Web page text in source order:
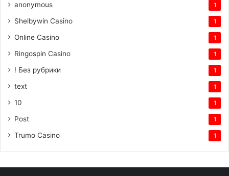
anonymous 1
Shelbywin Casino 1
Online Casino 1
Ringospin Casino 1
! Без рубрики 1
text 1
10 1
Post 1
Trumo Casino 1